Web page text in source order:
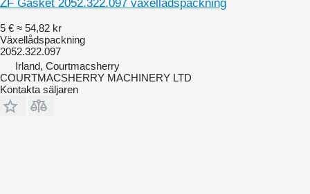
ZF Gasket 2052.322.097 växellådspackning
5 € ≈ 54,82 kr
Växellådspackning
2052.322.097
Irland, Courtmacsherry
COURTMACSHERRY MACHINERY LTD
Kontakta säljaren